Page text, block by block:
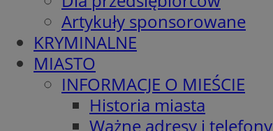
Artykuły sponsorowane
KRYMINALNE
MIASTO
INFORMACJE O MIEŚCIE
Historia miasta
Ważne adresy i telefony